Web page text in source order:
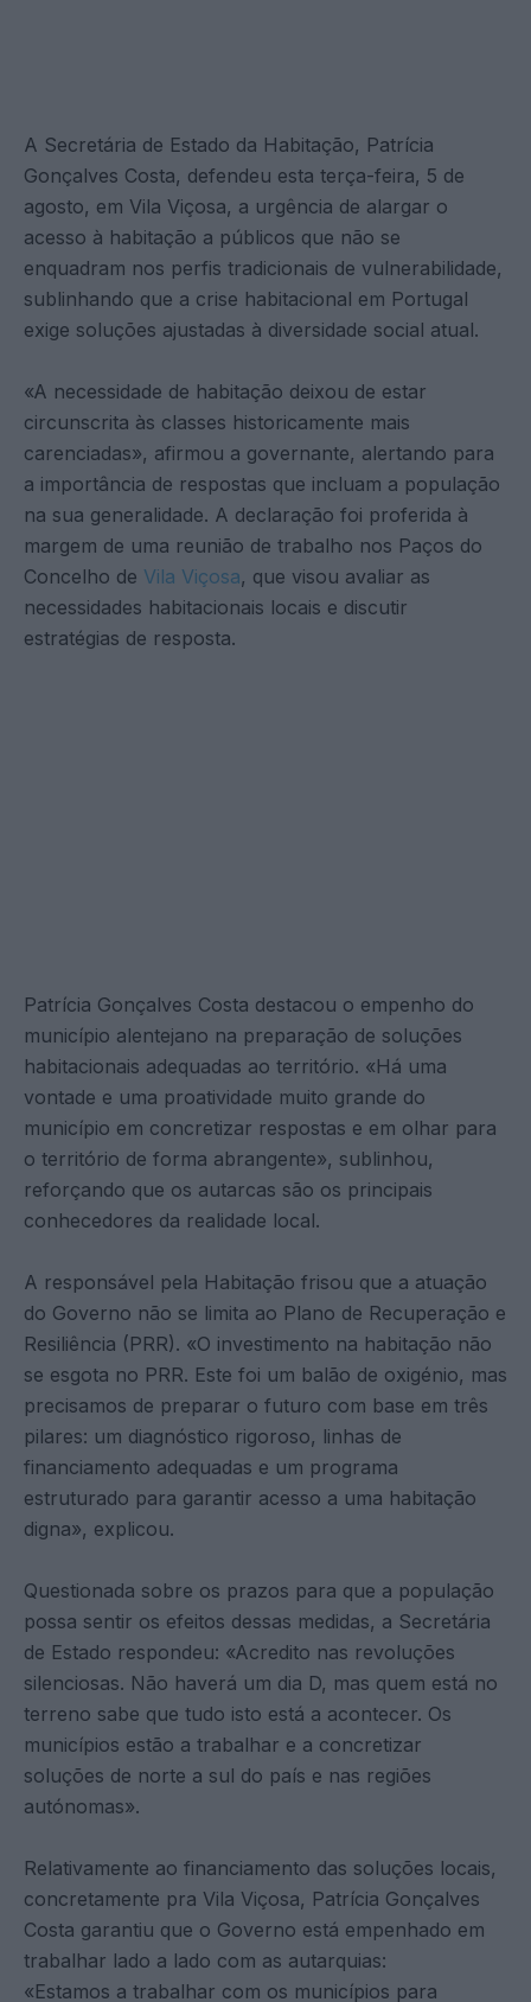
A Secretária de Estado da Habitação, Patrícia
Gonçalves Costa, defendeu esta terça-feira, 5 de
agosto, em Vila Viçosa, a urgência de alargar o
acesso à habitação a públicos que não se
enquadram nos perfis tradicionais de vulnerabilidade,
sublinhando que a crise habitacional em Portugal
exige soluções ajustadas à diversidade social atual.
«A necessidade de habitação deixou de estar
circunscrita às classes historicamente mais
carenciadas», afirmou a governante, alertando para
a importância de respostas que incluam a população
na sua generalidade. A declaração foi proferida à
margem de uma reunião de trabalho nos Paços do
Concelho de Vila Viçosa, que visou avaliar as
necessidades habitacionais locais e discutir
estratégias de resposta.
Patrícia Gonçalves Costa destacou o empenho do
município alentejano na preparação de soluções
habitacionais adequadas ao território. «Há uma
vontade e uma proatividade muito grande do
município em concretizar respostas e em olhar para
o território de forma abrangente», sublinhou,
reforçando que os autarcas são os principais
conhecedores da realidade local.
A responsável pela Habitação frisou que a atuação
do Governo não se limita ao Plano de Recuperação e
Resiliência (PRR). «O investimento na habitação não
se esgota no PRR. Este foi um balão de oxigénio, mas
precisamos de preparar o futuro com base em três
pilares: um diagnóstico rigoroso, linhas de
financiamento adequadas e um programa
estruturado para garantir acesso a uma habitação
digna», explicou.
Questionada sobre os prazos para que a população
possa sentir os efeitos dessas medidas, a Secretária
de Estado respondeu: «Acredito nas revoluções
silenciosas. Não haverá um dia D, mas quem está no
terreno sabe que tudo isto está a acontecer. Os
municípios estão a trabalhar e a concretizar
soluções de norte a sul do país e nas regiões
autónomas».
Relativamente ao financiamento das soluções locais,
concretamente pra Vila Viçosa, Patrícia Gonçalves
Costa garantiu que o Governo está empenhado em
trabalhar lado a lado com as autarquias:
«Estamos a trabalhar com os municípios para